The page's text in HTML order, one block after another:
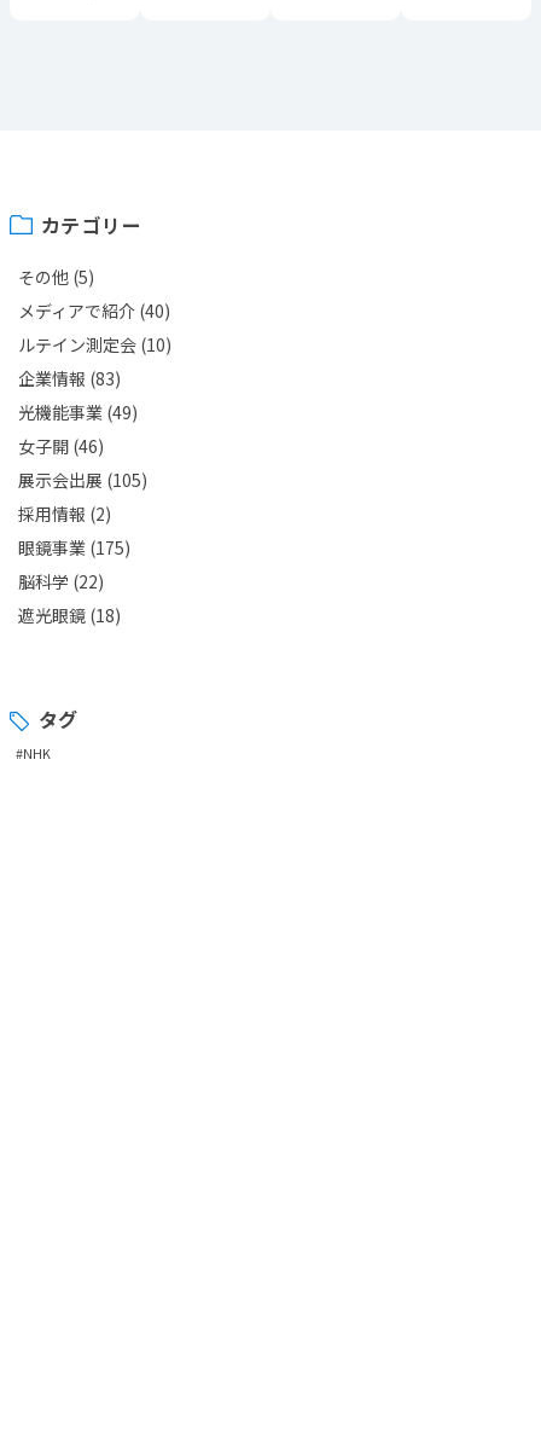
カテゴリー
その他(5)
メディアで紹介(40)
ルテイン測定会(10)
企業情報 (83)
光機能事業(49)
女子開(46)
展示会出展 (105)
採用情報 (2)
眼鏡事業(175)
脳科学 (22)
遮光眼鏡(18)
タグ
#NHK